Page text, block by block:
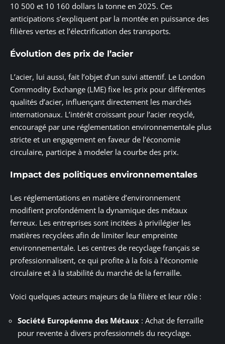
10 500 et 10 160 dollars la tonne en 2025. Ces
anticipations s’expliquent par la montée en puissance des
filières vertes et l’électrification des transports.
Évolution des prix de l’acier
L’acier, lui aussi, fait l’objet d’un suivi attentif. Le London
Commodity Exchange (LME) fixe les prix pour différentes
qualités d’acier, influençant directement les marchés
internationaux. L’intérêt croissant pour l’acier recyclé,
encouragé par une réglementation environnementale plus
stricte et un engagement en faveur de l’économie
circulaire, participe à modeler la courbe des prix.
Impact des politiques environnementales
Les réglementations en matière d’environnement
modifient profondément la dynamique des métaux
ferreux. Les entreprises sont incitées à privilégier les
matières recyclées afin de limiter leur empreinte
environnementale. Les centres de recyclage français se
professionnalisent, ce qui profite à la fois à l’économie
circulaire et à la stabilité du marché de la ferraille.
Voici quelques acteurs majeurs de la filière et leur rôle :
Société Européenne des Métaux : Achat de ferraille
pour revente à divers professionnels du recyclage.